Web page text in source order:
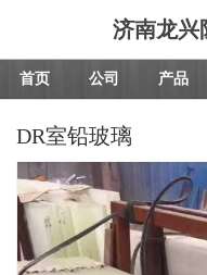
济南龙兴
首页 公司 产品
DR室铅玻璃